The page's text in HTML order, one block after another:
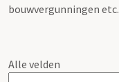
bouwvergunningen etc.
Alle velden